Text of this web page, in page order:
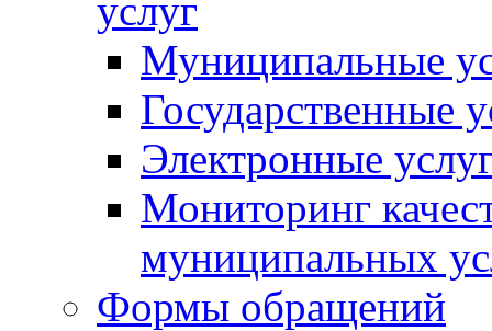
услуг
Муниципальные
Государственные
Электронные
Мониторинг
муниципальных
Формы обращений